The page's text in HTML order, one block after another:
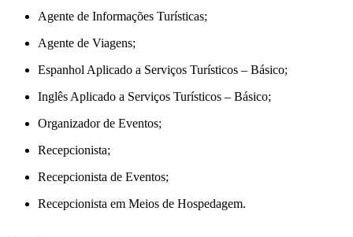
Agente de Informações Turísticas;
Agente de Viagens;
Espanhol Aplicado a Serviços Turísticos – Básico;
Inglês Aplicado a Serviços Turísticos – Básico;
Organizador de Eventos;
Recepcionista;
Recepcionista de Eventos;
Recepcionista em Meios de Hospedagem.